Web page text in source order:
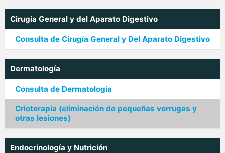
Cirugía General y del Aparato Digestivo
Consulta de Cirugía General y Del Aparato Digestivo
Dermatología
Consulta de Dermatología
Crioterapia (eliminación de pequeñas verrugas y
otras lesiones)
Endocrinología y Nutrición